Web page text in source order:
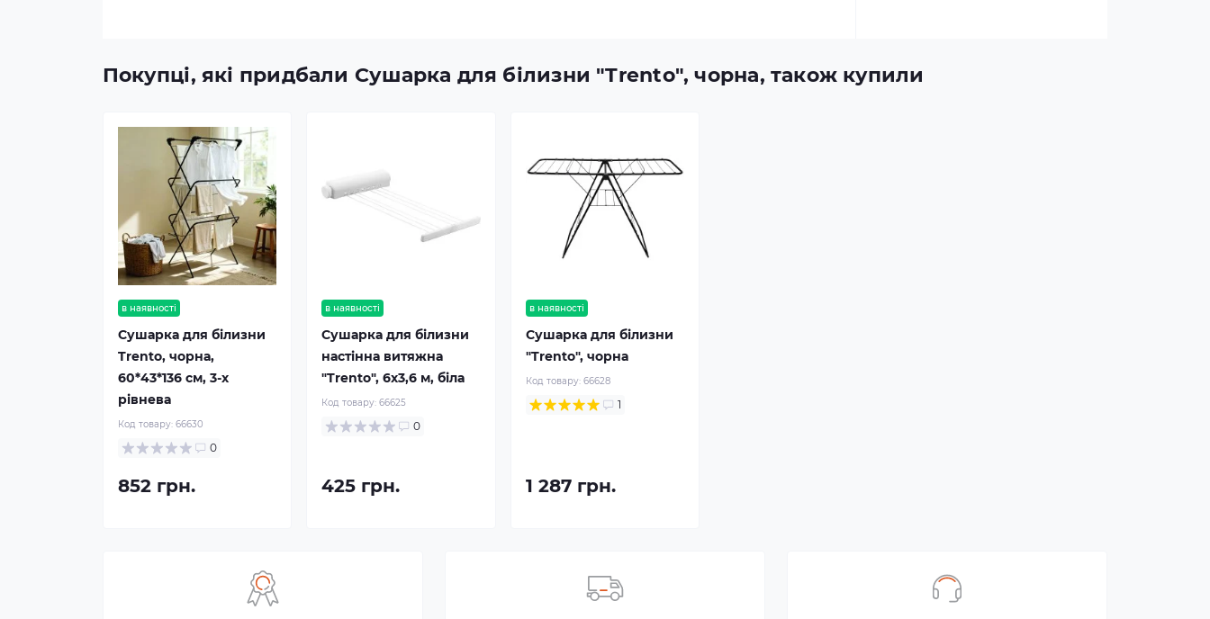
Покупці, які придбали Сушарка для білизни "Trento", чорна, також купили
в наявності
Сушарка для білизни
Trento, чорна,
60*43*136 см, 3-х
рівнева
Код товару: 66630
0
852 грн.
в наявності
Сушарка для білизни
настінна витяжна
"Trento", 6х3,6 м, біла
Код товару:66625
0
425 грн.
в наявності
Сушарка для білизни
"Trento", чорна
Код товару: 66628
1
1 287 грн.